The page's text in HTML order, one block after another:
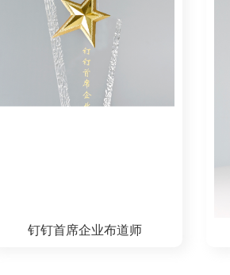
2022-2024连续三年荣获 杭州准